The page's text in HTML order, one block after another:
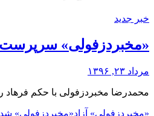
خبر جدید
«مخبردزفولی» سرپرست
مرداد ۲۳, ۱۳۹۶
محمدرضا مخبردزفولی با حکم فرهاد
«مخبردزفولی» آزاد«مخبردزفولی» شد